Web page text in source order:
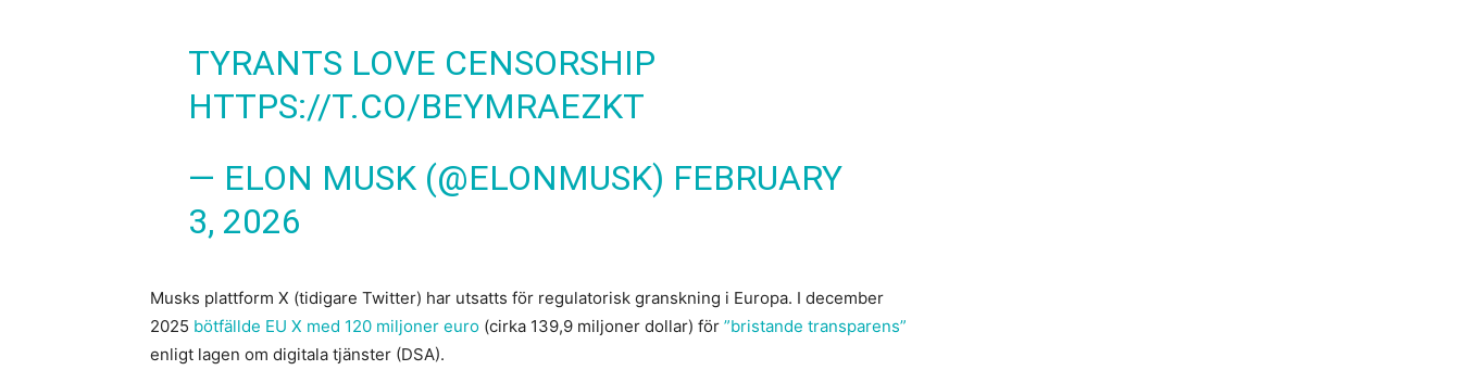
TYRANTS LOVE CENSORSHIP
HTTPS://T.CO/BEYMRAEZKT
— ELON MUSK (@ELONMUSK) FEBRUARY
3, 2026
Musks plattform X (tidigare Twitter) har utsatts för regulatorisk granskning i Europa. I december
2025 bötfällde EU X med 120 miljoner euro (cirka 139,9 miljoner dollar) för ”bristande transparens”
enligt lagen om digitala tjänster (DSA).